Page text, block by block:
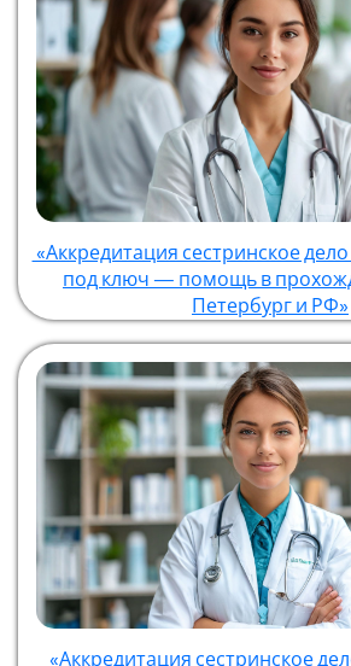
«Аккредитация сестринское
под ключ — помощь в
Петербург и РФ»
«Аккредитация сестринское